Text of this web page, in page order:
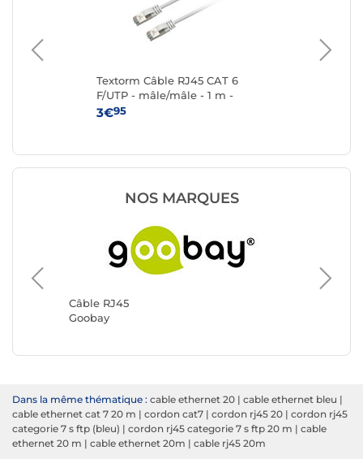
Textorm Câble RJ45 CAT 6
F/UTP - mâle/mâle - 1 m -
Blanc
3€95
NOS MARQUES
Câble RJ45
Goobay
Dans la même thématique : cable ethernet 20 | cable ethernet bleu |
cable ethernet cat 7 20 m | cordon cat7 | cordon rj45 20 | cordon rj45
categorie 7 s ftp (bleu) | cordon rj45 categorie 7 s ftp 20 m | cable
ethernet 20 m | cable ethernet 20m | cable rj45 20m